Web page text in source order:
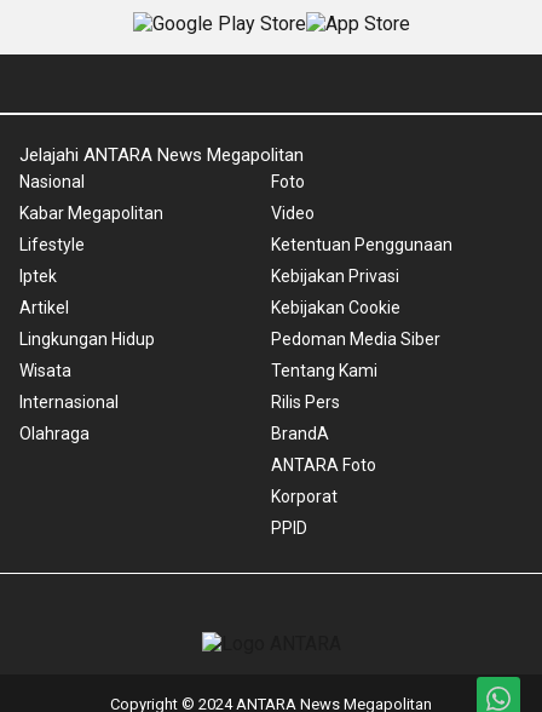
Jelajahi ANTARA News Megapolitan
Nasional
Kabar Megapolitan
Lifestyle
Iptek
Artikel
Lingkungan Hidup
Wisata
Internasional
Olahraga
Foto
Video
Ketentuan Penggunaan
Kebijakan Privasi
Kebijakan Cookie
Pedoman Media Siber
Tentang Kami
Rilis Pers
BrandA
ANTARA Foto
Korporat
PPID
Copyright © 2024 ANTARA News Megapolitan